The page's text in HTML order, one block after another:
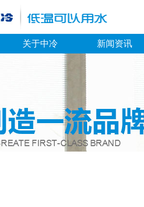
关于中冷 新闻资讯